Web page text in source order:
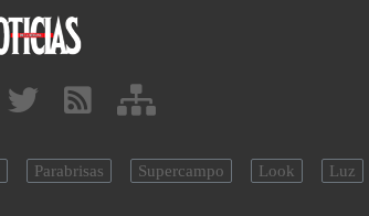
Parabrisas Supercampo Look Luz